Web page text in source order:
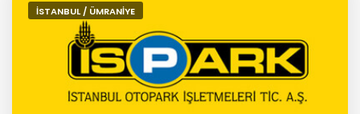
İSTANBUL / ÜMRANİYE